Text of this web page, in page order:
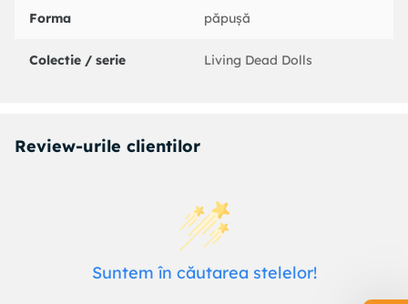
Forma păpușă
Colectie / serie Living Dead Dolls
Review-urile clientilor
Suntem în căutarea stelelor!